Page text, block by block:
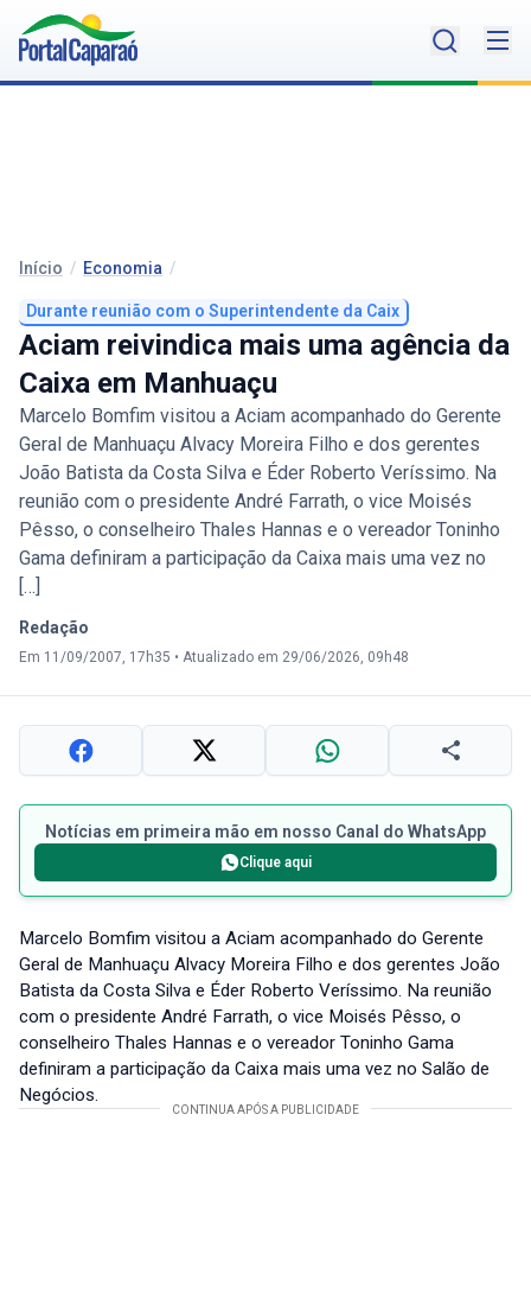
Início / Economia /
Durante reunião com o Superintendente da Caix
Aciam reivindica mais uma agência da
Caixa em Manhuaçu
Marcelo Bomfim visitou a Aciam acompanhado do Gerente
Geral de Manhuaçu Alvacy Moreira Filho e dos gerentes
João Batista da Costa Silva e Éder Roberto Veríssimo. Na
reunião com o presidente André Farrath, o vice Moisés
Pêsso, o conselheiro Thales Hannas e o vereador Toninho
Gama definiram a participação da Caixa mais uma vez no
[…]
Redação
Em 11/09/2007, 17h35 • Atualizado em 29/06/2026, 09h48
Notícias em primeira mão em nosso Canal do WhatsApp
Clique aqui
Marcelo Bomfim visitou a Aciam acompanhado do Gerente
Geral de Manhuaçu Alvacy Moreira Filho e dos gerentes João
Batista da Costa Silva e Éder Roberto Veríssimo. Na reunião
com o presidente André Farrath, o vice Moisés Pêsso, o
conselheiro Thales Hannas e o vereador Toninho Gama
definiram a participação da Caixa mais uma vez no Salão de
Negócios.